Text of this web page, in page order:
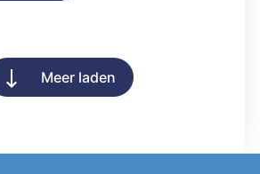
Meer laden